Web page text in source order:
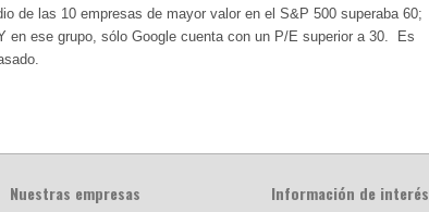
de las 10 empresas de mayor valor en el S&P 500 superaba 60;
en ese grupo, sólo Google cuenta con un P/E superior a 30. Es
Nuestras empresas Información de interés